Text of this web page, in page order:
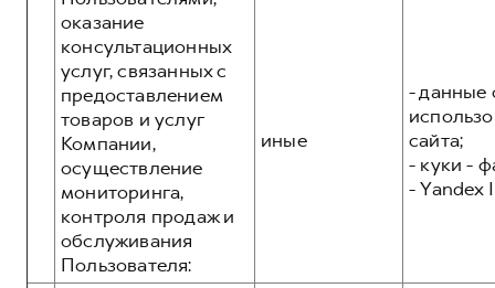
оказание
консультационных
услуг, связанных с
предоставлением
товаров и услуг
Компании,
осуществление
мониторинга,
контроля продаж и
обслуживания
Пользователя:
иные
- данные
сайта;
- куки -
- Yandex